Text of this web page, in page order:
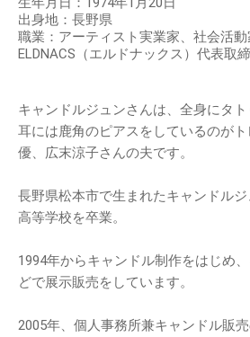
出身地：長野県
職業：アーティスト実業家、社会活
ELDNACS（エルドナックス）代表取
キャンドルジュンさんは、全身にタ
耳には鹿角のピアスをしているのが
優、広末涼子さんの夫です。
長野県松本市で生まれたキャンドル
高等学校を卒業。
1994年からキャンドル制作をはじめ
どで展示販売をしています。
2005年、個人事務所兼キャンドル販